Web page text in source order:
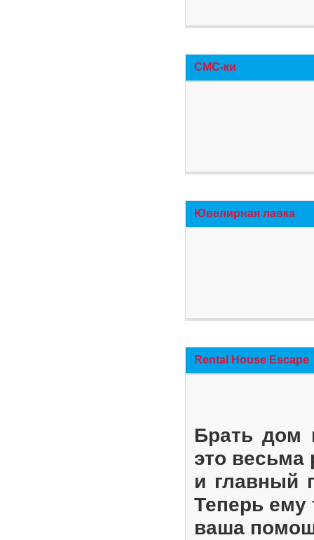
СМС-ки
Ювелирная лавка
Rental House Escape
Брать дом
это весьма
и главный
Теперь ему
ваша